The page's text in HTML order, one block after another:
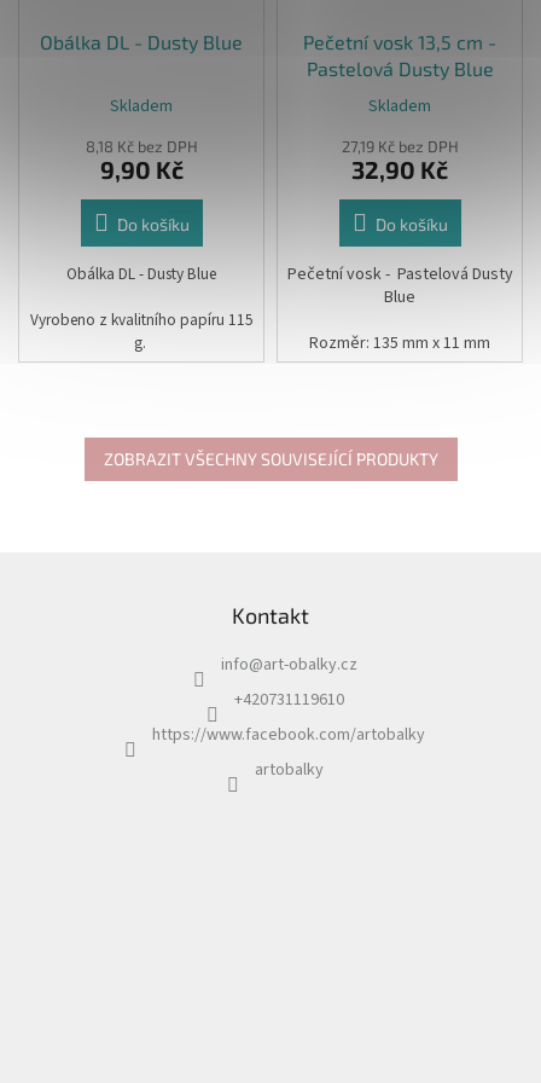
Obálka DL - Dusty Blue
Skladem
8,18 Kč bez DPH
9,90 Kč
Do košíku
Obálka DL - Dusty Blue
Vyrobeno z kvalitního papíru 115
g.
Pečetní vosk 13,5 cm -
Pastelová Dusty Blue
Skladem
27,19 Kč bez DPH
32,90 Kč
Do košíku
Pečetní vosk - Pastelová Dusty
Blue
Rozměr: 135 mm x 11 mm
*z 1 ks voskové tyčinky
ZOBRAZIT VŠECHNY SOUVISEJÍCÍ PRODUKTY
Kontakt
info@art-obalky.cz
+420731119610
https://www.facebook.com/artobalky
artobalky